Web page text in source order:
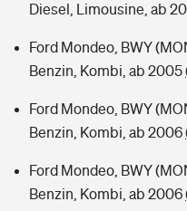
Diesel, Limousine, ab
Ford Mondeo, BWY
Benzin, Kombi, ab 2005
Ford Mondeo, BWY
Benzin, Kombi, ab 2006
Ford Mondeo, BWY
Benzin, Kombi, ab 2006